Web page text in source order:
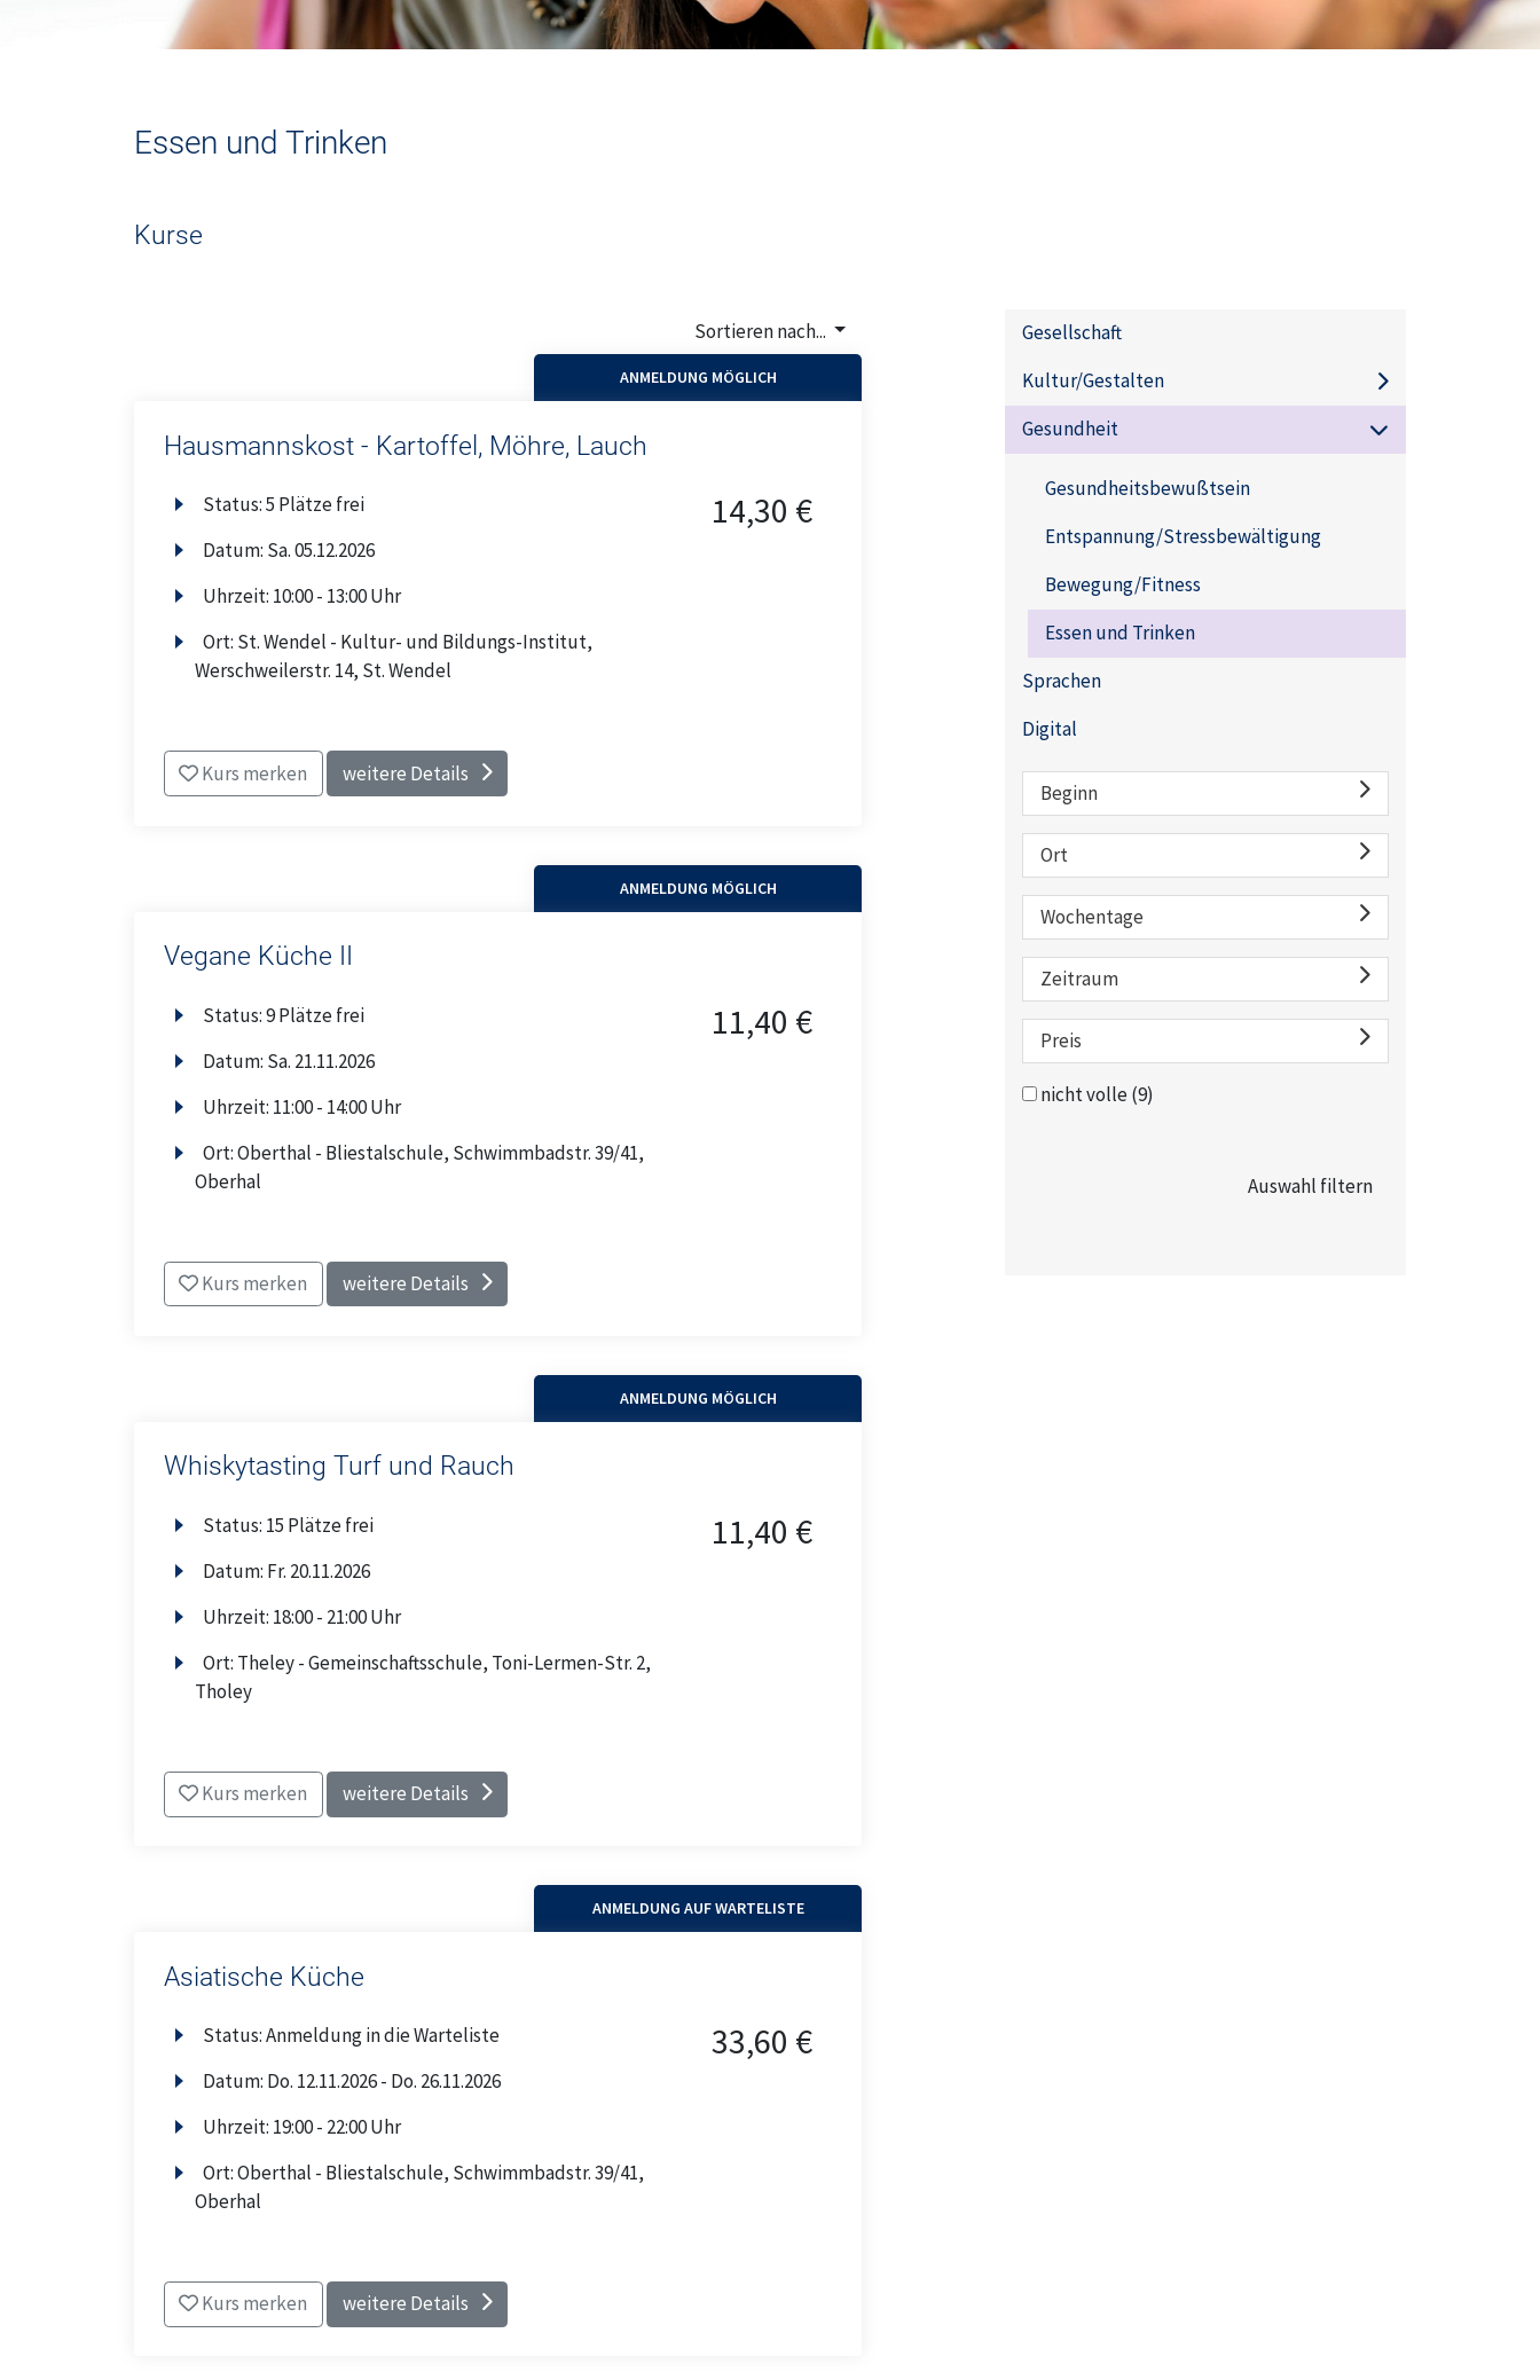
Essen und Trinken
Kurse
Sortieren nach...
ANMELDUNG MÖGLICH
Hausmannskost - Kartoffel, Möhre, Lauch
Status:5 Plätze frei
Datum: Sa.05.12.2026
Uhrzeit: 10:00 - 13:00 Uhr
Ort: St. Wendel - Kultur- und Bildungs-Institut,
Werschweilerstr. 14, St. Wendel
14,30 €
Kurs merken weitere Details
ANMELDUNG MÖGLICH
Vegane Küche II
Status:9 Plätze frei
Datum: Sa. 21.11.2026
Uhrzeit: 11:00 - 14:00 Uhr
Ort:Oberthal - Bliestalschule, Schwimmbadstr. 39/41,
Oberhal
11,40 €
Kurs merken weitere Details
ANMELDUNG MÖGLICH
Whiskytasting Turf und Rauch
Status: 15 Plätze frei
Datum: Fr. 20.11.2026
Uhrzeit: 18:00 - 21:00 Uhr
Ort: Theley - Gemeinschaftsschule, Toni-Lermen-Str. 2,
Tholey
11,40 €
Kurs merken weitere Details
ANMELDUNG AUF WARTELISTE
Asiatische Küche
Status:Anmeldung in die Warteliste
Datum: Do. 12.11.2026 - Do. 26.11.2026
Uhrzeit: 19:00 - 22:00 Uhr
Ort:Oberthal - Bliestalschule, Schwimmbadstr. 39/41,
Oberhal
33,60 €
Kurs merken weitere Details
Gesellschaft
Kultur/Gestalten
Gesundheit
Gesundheitsbewußtsein
Entspannung/Stressbewältigung
Bewegung/Fitness
Essen und Trinken
Sprachen
Digital
Beginn
Ort
Wochentage
Zeitraum
Preis
nicht volle(9)
Geschäftsstelle